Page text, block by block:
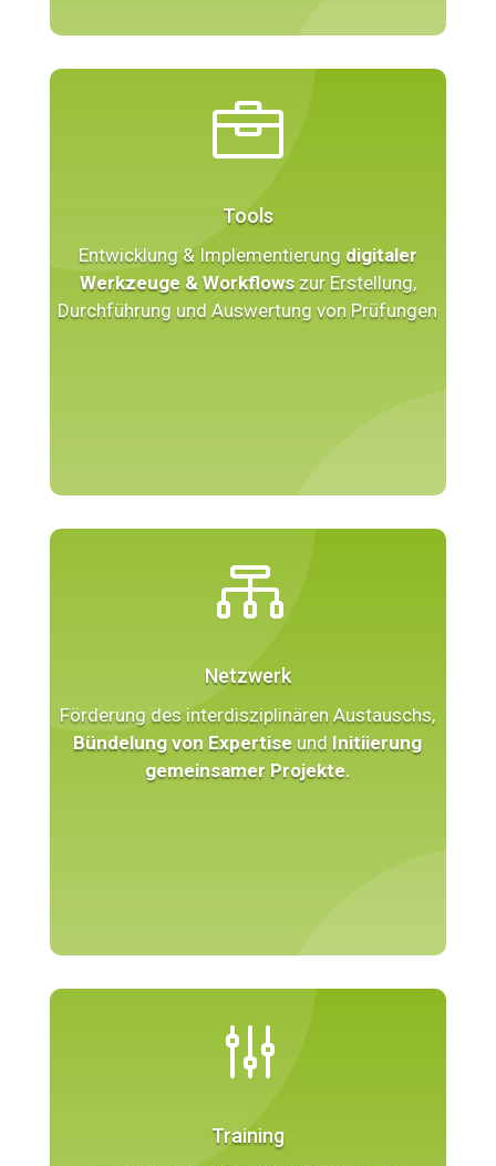

Tools
Entwicklung & Implementierung digitaler
Werkzeuge & Workflowszur Erstellung,
Durchführung und Auswertung von Prüfungen

Netzwerk
Förderung des interdisziplinären Austauschs,
Bündelung von Expertise und Initiierung
gemeinsamer Projekte.
g
Training